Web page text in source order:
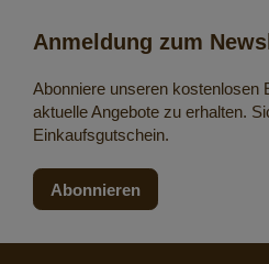
Anmeldung zum
Abonniere unseren kostenlosen
aktuelle Angebote zu erhalten.
Einkaufsgutschein.
Abonnieren